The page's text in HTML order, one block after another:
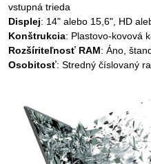
vstupná trieda
Displej: 14" alebo 15,6", HD
Konštrukcia: Plastovo-kovová
Rozšíriteľnosť RAM: Áno,
Osobitosť: Stredný číslovaný